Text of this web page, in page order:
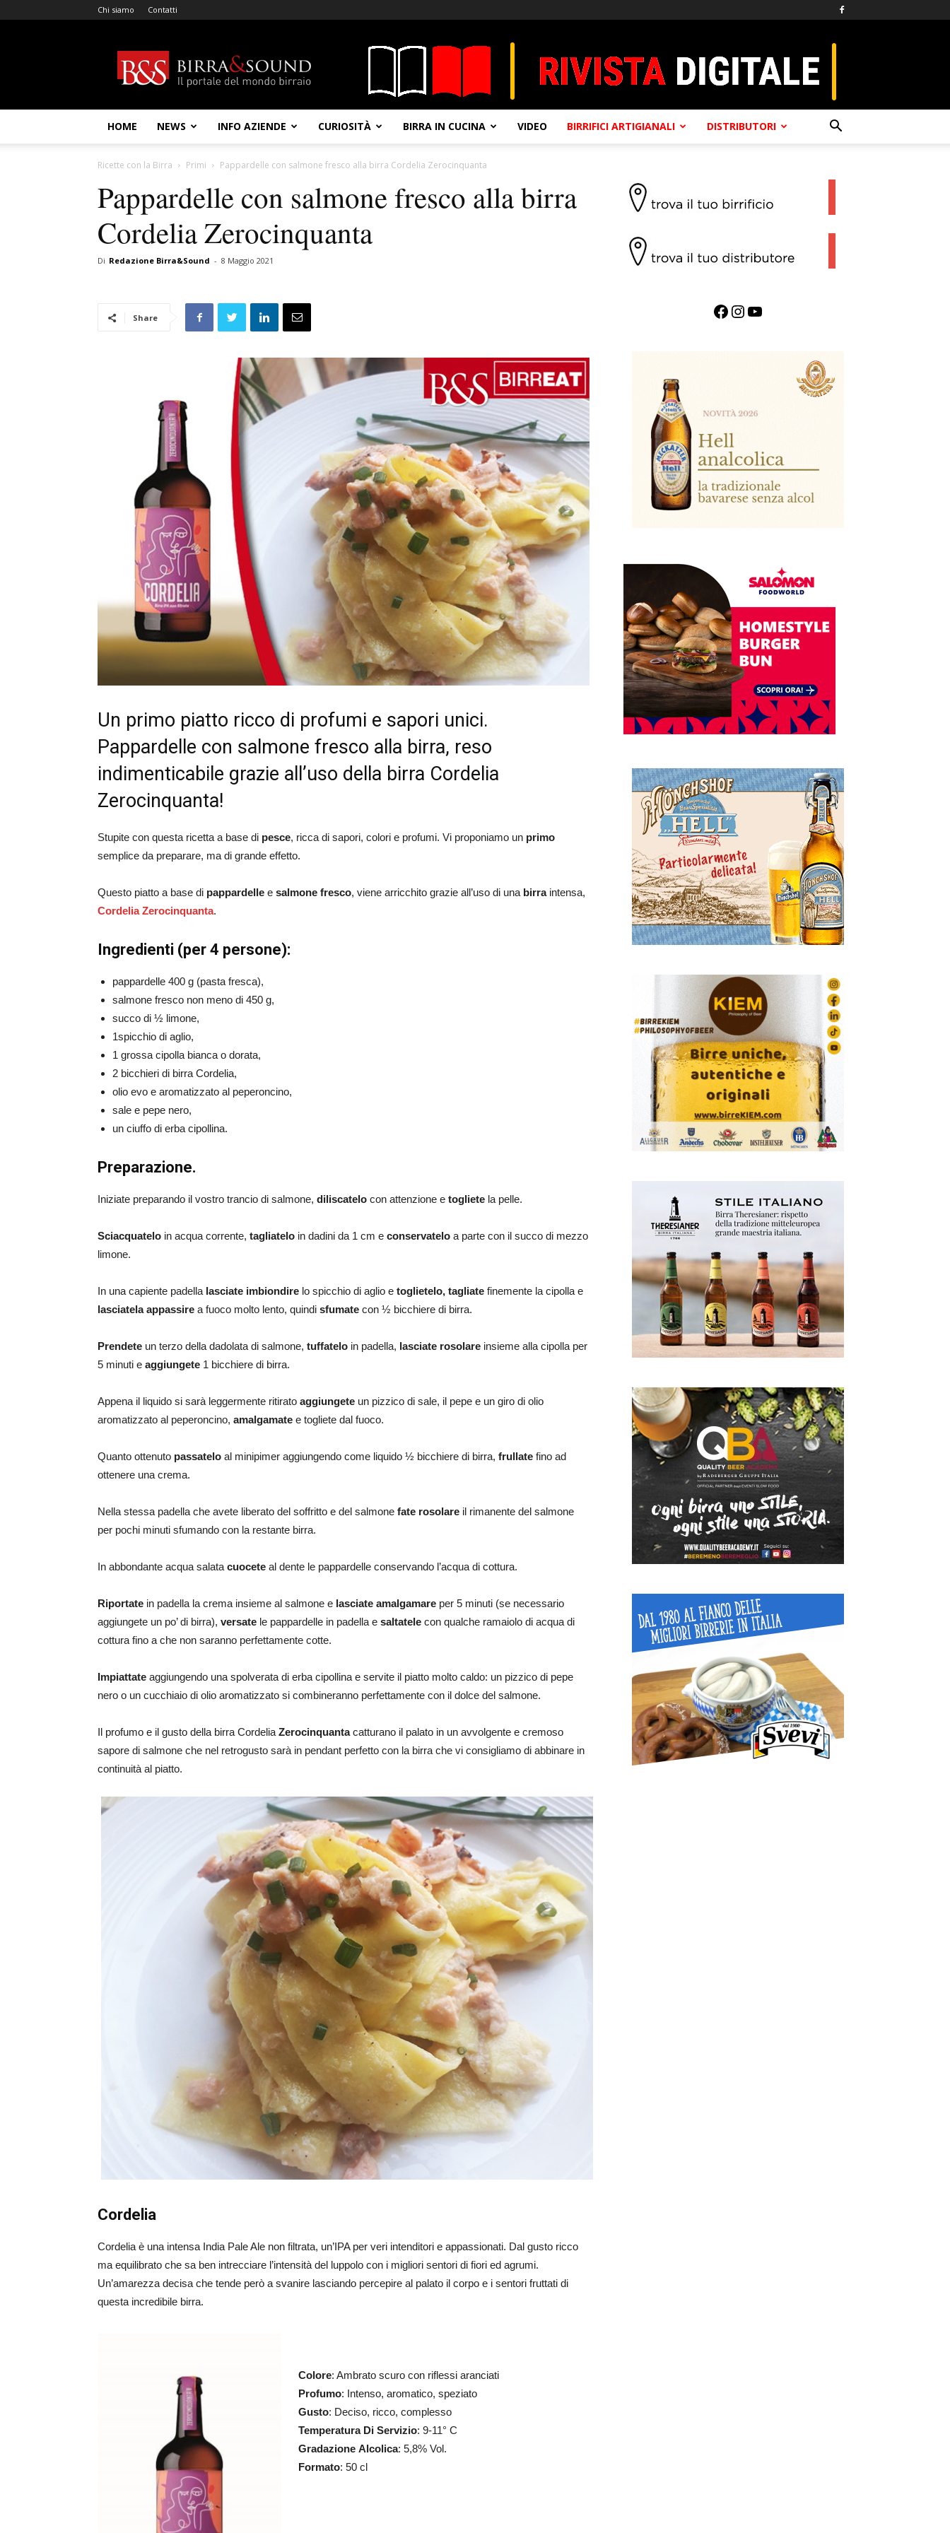
Chi siamo Contatti
&
Sound
HOME NEWS INFO AZIENDE CURIOSITÀ BIRRA IN CUCINA VIDEO BIRRIFICI ARTIGIANALI DISTRIBUTORI
Ricette con la Birra Primi Pappardelle con salmone fresco alla birra Cordelia Zerocinquanta
Pappardelle con salmone fresco alla birra
Cordelia Zerocinquanta
Di Redazione Birra&Sound - 8 Maggio 2021
Share
Un primo piatto ricco di profumi e sapori unici.
Pappardelle con salmone fresco alla birra, reso
indimenticabile grazie all’uso della birra Cordelia
Zerocinquanta!
Stupite con questa ricetta a base di pesce, ricca di sapori, colori e profumi. Vi proponiamo un primo
semplice da preparare, ma di grande effetto.
Questo piatto a base di pappardelle e salmone fresco, viene arricchito grazie all’uso di una birraintensa,
Cordelia Zerocinquanta.
Ingredienti (per 4 persone):
pappardelle 400 g (pasta fresca),
salmone fresco non meno di 450 g,
succo di ½ limone,
1spicchio di aglio,
1 grossa cipolla bianca o dorata,
2 bicchieri di birra Cordelia,
olio evo e aromatizzato al peperoncino,
sale e pepe nero,
un ciuffo di erba cipollina.
Preparazione.
Iniziate preparando il vostro trancio di salmone, diliscatelo con attenzione e togliete la pelle.
Sciacquatelo in acqua corrente, tagliatelo in dadini da 1 cm e conservatelo a parte con il succo di mezzo
limone.
In una capiente padella lasciate imbiondire lo spicchio di aglio e toglietelo, tagliate finemente la cipolla e
lasciatela appassire a fuoco molto lento, quindi sfumate con ½ bicchiere di birra.
Prendete un terzo della dadolata di salmone, tuffatelo in padella, lasciate rosolare insieme alla cipolla per
5 minuti e aggiungete 1 bicchiere di birra.
Appena il liquido si sarà leggermente ritirato aggiungete un pizzico di sale, il pepe e un giro di olio
aromatizzato al peperoncino, amalgamate e togliete dal fuoco.
Quanto ottenuto passatelo al minipimer aggiungendo come liquido ½ bicchiere di birra, frullate fino ad
ottenere una crema.
Nella stessa padella che avete liberato del soffritto e del salmone fate rosolare il rimanente del salmone
per pochi minuti sfumando con la restante birra.
In abbondante acqua salata cuocete al dente le pappardelle conservando l’acqua di cottura.
Riportate in padella la crema insieme al salmone e lasciate amalgamare per 5 minuti (se necessario
aggiungete un po’ di birra), versate le pappardelle in padella e saltatele con qualche ramaiolo di acqua di
cottura fino a che non saranno perfettamente cotte.
Impiattate aggiungendo una spolverata di erba cipollina e servite il piatto molto caldo: un pizzico di pepe
nero o un cucchiaio di olio aromatizzato si combineranno perfettamente con il dolce del salmone.
Il profumo e il gusto della birra Cordelia Zerocinquantacatturano il palato in un avvolgente e cremoso
sapore di salmone che nel retrogusto sarà in pendant perfetto con la birra che vi consigliamo di abbinare in
continuità al piatto.
Cordelia
Cordelia è una intensa India Pale Ale non filtrata, un’IPA per veri intenditori e appassionati. Dal gusto ricco
ma equilibrato che sa ben intrecciare l’intensità del luppolo con i migliori sentori di fiori ed agrumi.
Un’amarezza decisa che tende però a svanire lasciando percepire al palato il corpo e i sentori fruttati di
questa incredibile birra.
Colore: Ambrato scuro con riflessi aranciati
Profumo: Intenso, aromatico, speziato
Gusto: Deciso, ricco, complesso
Temperatura Di Servizio: 9-11° C
Gradazione Alcolica: 5,8% Vol.
Formato: 50 cl
Facebook InstagramYouTube